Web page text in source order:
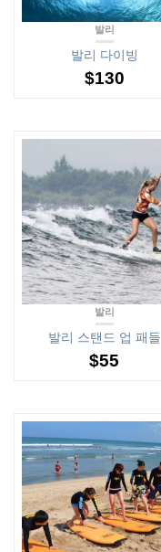
발리
발리 다이빙
$130
발리
발리 스탠드 업 패들
$55